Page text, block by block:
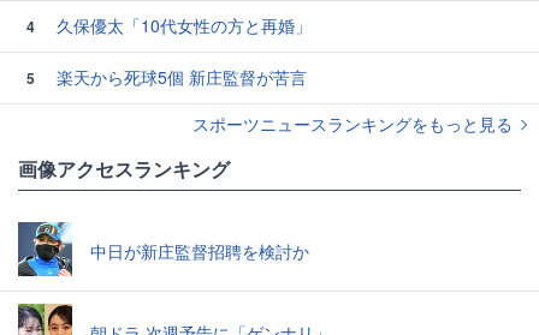
4 久保優太「10代女性の方と再婚」
5
楽天から死球5個 新庄監督が苦言
スポーツニュースランキングをもっと見る
画像アクセスランキング
中日が新庄監督招聘を検討か